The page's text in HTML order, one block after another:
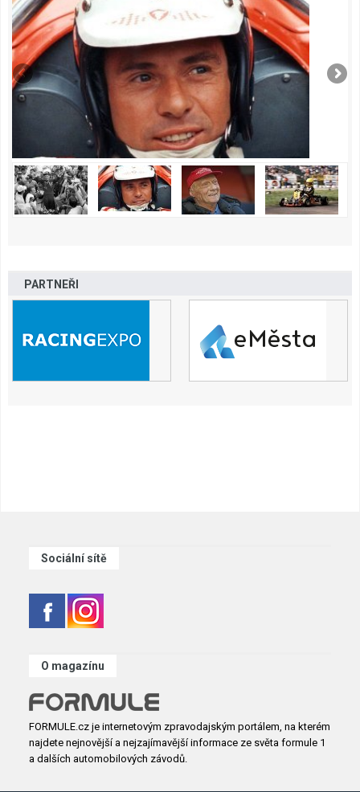
PARTNEŘI
Sociální sítě
O magazínu
FORMULE.cz je internetovým zpravodajským portálem, na kterém
najdete nejnovější a nejzajímavější informace ze světa formule 1
a dalších automobilových závodů.